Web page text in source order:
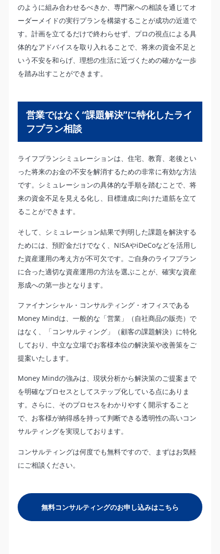
のように組み合わせるべきか、専門家への相談を通じてオ
ーダーメイドの実行プランを構築することが成功の近道で
す。計画を立てるだけで終わらせず、プロの視点による具
体的なアドバイスを取り入れることで、将来の資金不足と
いう不安を和らげ、理想の生活に近づくための確かな一歩
を踏み出すことができます。
営業ではなく“課題解決”に特化したライ
フプラン相談
ライフプランシミュレーションは、住宅、教育、老後とい
った将来のお金の不安を解消するための非常に有効な方法
です。シミュレーションの具体的な手順を踏むことで、将
来の資金不足を見える化し、目標達成に向けた道筋を立て
ることができます。
そして、シミュレーション結果で判明した課題を解決する
ためには、預貯金だけでなく、NISAやiDeCoなどを活用し
た資産運用の考え方が不可欠です。ご自身のライフプラン
に合った適切な資産運用の方法を選ぶことが、確実な資産
形成への第一歩となります。
ファイナンシャル・コンサルティング・オフィスである
Money Mindは、一般的な「営業」（自社商品の販売）で
はなく、「コンサルティング」（顧客の課題解決）に特化
しており、中立な立場でお客様本位の解決策や改善策をご
提案いたします。
Money Mindの強みは、現状分析から解決策のご提案まで
を明確なプロセスとしてステップ化している点にありま
す。さらに、そのプロセスをわかりやすく開示すること
で、お客様が納得感を持って判断できる透明性の高いコン
サルティングを実現しております。
コンサルティングは何度でも無料ですので、まずはお気軽
にご相談ください。
無料コンサルティングのお申し込みはこちら